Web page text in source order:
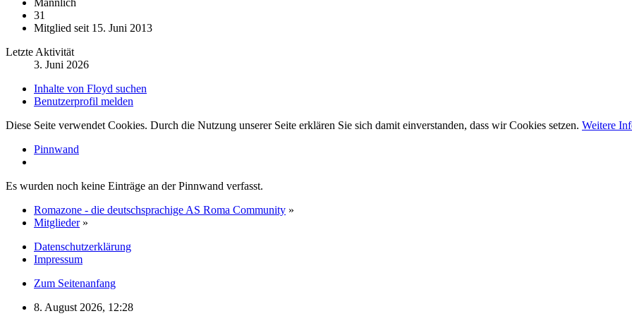
31
Mitglied seit 15. Juni 2013
Letzte Aktivität
3. Juni 2026
Inhalte von Floyd suchen
Benutzerprofil melden
Diese Seite verwendet Cookies. Durch die Nutzung unserer Seite erklären Sie sich damit einverstanden, dass wir Cookies setzen. Weitere
Pinnwand
Es wurden noch keine Einträge an der Pinnwand verfasst.
Romazone - die deutschsprachige AS Roma Community »
Mitglieder »
Datenschutzerklärung
Impressum
Zum Seitenanfang
8. August 2026, 12:28